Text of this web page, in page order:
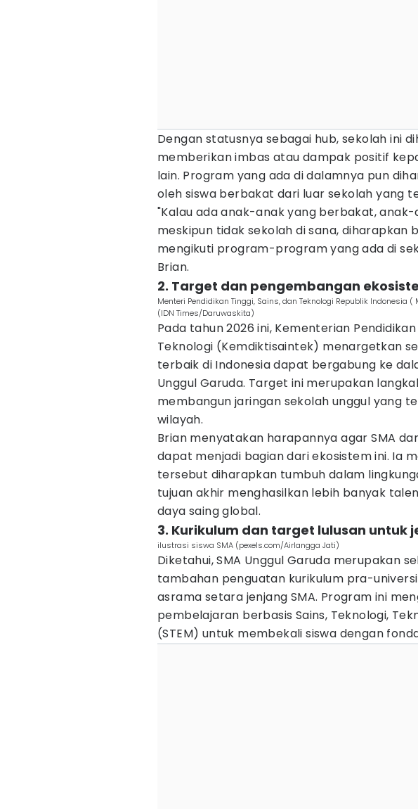
Dengan statusnya sebagai hub, sekolah ini
memberikan imbas atau dampak positif
lain. Program yang ada di dalamnya pun
oleh siswa berbakat dari luar sekolah yang
"Kalau ada anak-anak yang berbakat,
meskipun tidak sekolah di sana, diharapkan
mengikuti program-program yang ada di
Brian.
2. Target dan pengembangan
Menteri Pendidikan Tinggi, Sains, dan Teknologi Republik Indonesia
(IDN Times/Daruwaskita)
Pada tahun 2026 ini, Kementerian Pendidikan
Teknologi (Kemdiktisaintek) menargetkan
terbaik di Indonesia dapat bergabung ke
Unggul Garuda. Target ini merupakan
membangun jaringan sekolah unggul yang
wilayah.
Brian menyatakan harapannya agar SMA
dapat menjadi bagian dari ekosistem ini. Ia
tersebut diharapkan tumbuh dalam
tujuan akhir menghasilkan lebih banyak
daya saing global.
3. Kurikulum dan target lulusan untuk
ilustrasi siswa SMA (pexels.com/Airlangga Jati)
Diketahui, SMA Unggul Garuda merupakan
tambahan penguatan kurikulum pra-
asrama setara jenjang SMA. Program ini
pembelajaran berbasis Sains, Teknologi,
(STEM) untuk membekali siswa dengan